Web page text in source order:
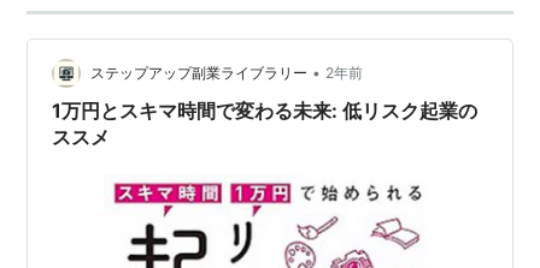
ステップアップ副業ライブラリー • 2年前
1万円とスキマ時間で変わる未来: 低リスク起業の
ススメ